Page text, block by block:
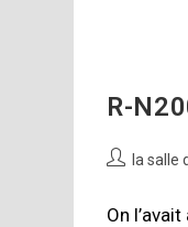
R-
Auteur/la salle
On